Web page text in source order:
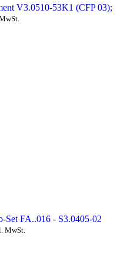
V3.0510-53K1 (CFP 03);
Set FA..016 - S3.0405-02
MwSt.